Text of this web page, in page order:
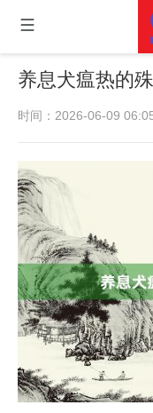
养息犬瘟热的
时间：2026-06-09